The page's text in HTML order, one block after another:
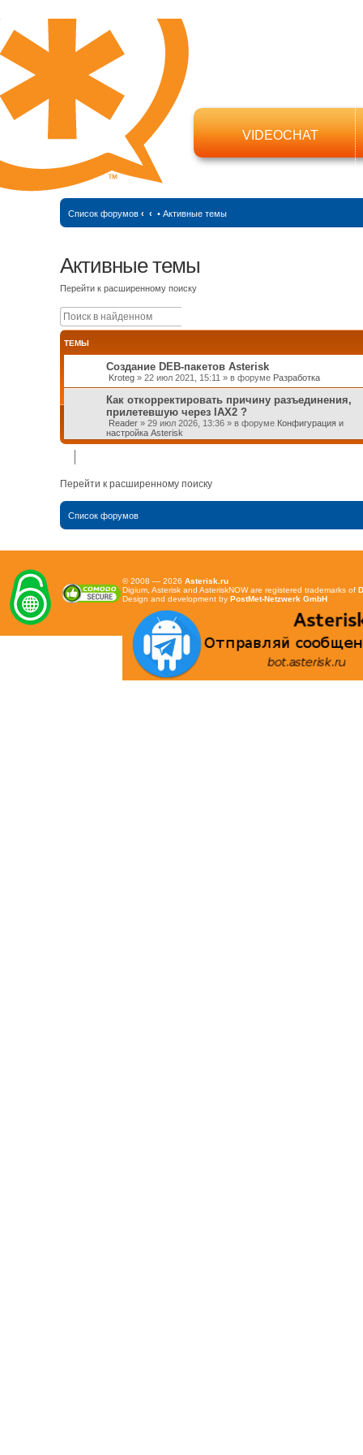
VIDEOCHAT
Список форумов ‹ ‹ • Активные темы
Активные темы
Перейти к расширенному поиску
ТЕМЫ
Создание DEB-пакетов Asterisk
Kroteg» 22 июл 2021, 15:11» в форуме Разработка
Как откорректировать причину разъединения,
прилетевшую через IAX2 ?
Reader» 29 июл 2026, 13:36» в форуме Конфигурация и
настройка Asterisk
Перейти к расширенному поиску
Список форумов
© 2008 — 2026 Asterisk.ru
Digium, Asterisk and AsteriskNOW are registered trademarks of
Design and development by PostMet-Netzwerk GmbH